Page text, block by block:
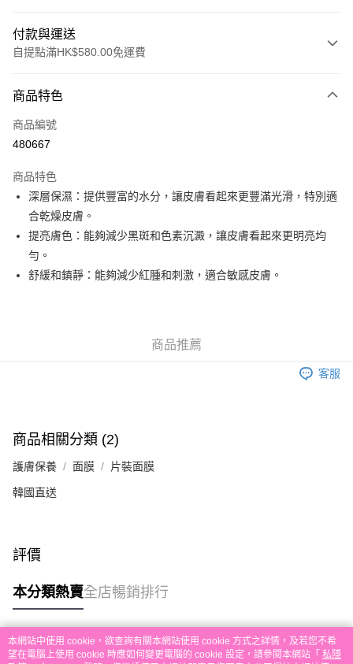
付款與運送
自提點滿HK$580.00免運費
信用卡
Apple Pay
AlipayHK
PayMe
WeChat Pay
其他轉帳方式
單。 如果訂購後七個工作天內我們未能收到有關存款，有關訂單將被取消。
每筆HK$30.00，滿HK$580.00或以上免運費
本地配送
每筆HK$30.00，滿HK$580.00或以上免運費
其他地區配送
商品特色
商品編號
480667
商品特色
深層保濕：提供豐富的水分，讓皮膚看起來更豐滿光滑，特別適
合乾燥皮膚。
提亮膚色：能夠減少黑斑和色素沉澱，讓皮膚看起來更明亮均
勻。
舒緩和鎮靜：能夠減少紅腫和刺激，適合敏感皮膚。
商品推薦
客服
商品相關分類 (2)
護膚保養 面膜 片裝面膜
韓國直送
評價
本分類熱賣全店暢銷排行
熱門標籤
本網站中使用 cookie，欲查詢有關本網站使用 cookie 方式之詳情，及若您不希
望在電腦上使用 cookie 時應如何變更電腦的 cookie 設定，請參閱本網站「 私隱